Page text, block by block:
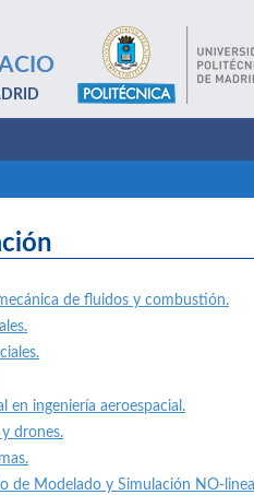
de fluidos y combustión.
.
en ingeniería aeroespacial.
drones.
de Modelado y Simulación NO-